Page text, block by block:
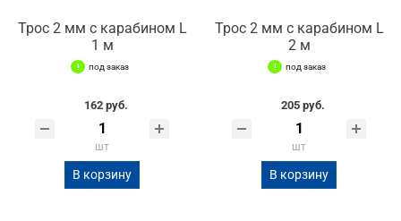
Трос 2 мм с карабином L
1 м
под заказ
162 руб.
шт
В корзину
Трос 2 мм с карабином L
2 м
под заказ
205 руб.
шт
В корзину